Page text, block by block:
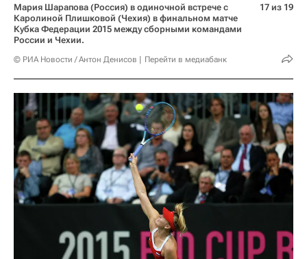
Мария Шарапова (Россия) в одиночной встрече с
Каролиной Плишковой (Чехия) в финальном матче
Кубка Федерации 2015 между сборными командами
России и Чехии.
© РИА Новости / Антон Денисов Перейти в медиабанк
17 из 19